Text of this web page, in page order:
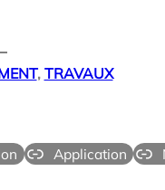
, TRAVAUX
Application